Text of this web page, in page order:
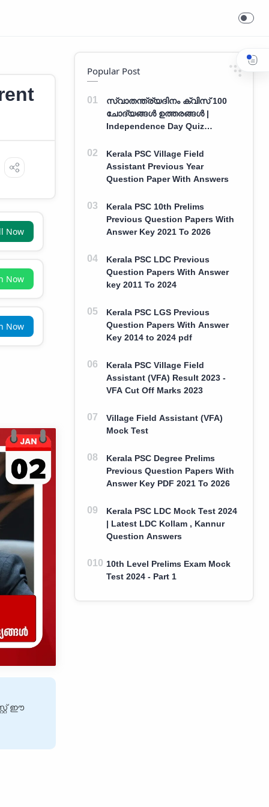
Now
Now
Now
ഈ
Popular Post
സ്വാതന്ത്ര്യദിനം ക്വിസ് 100
ചോദ്യങ്ങൾ ഉത്തരങ്ങൾ |
Independence Day Quiz
Answers
Kerala PSC Village Field
Assistant Previous Year
Question Paper With Answers
Kerala PSC 10th Prelims
Previous Question Papers With
Answer Key 2021 To 2026
Kerala PSC LDC Previous
Question Papers With Answer
key 2011 To 2024
Kerala PSC LGS Previous
Question Papers With Answer
Key 2014 to 2024 pdf
Kerala PSC Village Field
Assistant (VFA) Result 2023 -
VFA Cut Off Marks 2023
Village Field Assistant (VFA)
Mock Test
Kerala PSC Degree Prelims
Previous Question Papers With
Answer Key PDF 2021 To 2026
Kerala PSC LDC Mock Test 2024
| Latest LDC Kollam , Kannur
Question Answers
10th Level Prelims Exam Mock
Test 2024 - Part 1